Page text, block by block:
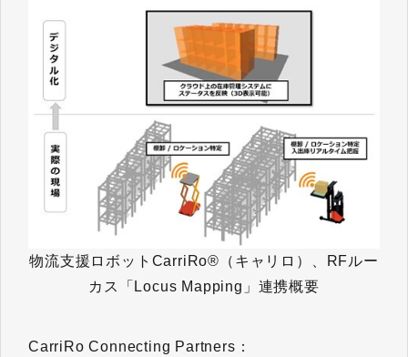
物流支援ロボットCarriRo®（キャリロ）、RFルー
カス「Locus Mapping」連携概要
CarriRo Connecting Partners：